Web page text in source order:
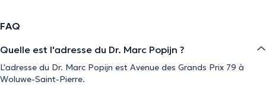
FAQ
Quelle est l'adresse du Dr. Marc Popijn ?
L'adresse du Dr. Marc Popijn est Avenue des Grands Prix 79 à
Woluwe-Saint-Pierre.